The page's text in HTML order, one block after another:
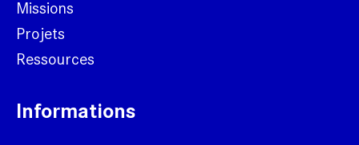
Missions
Projets
Ressources
Informations